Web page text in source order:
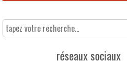
réseaux sociaux